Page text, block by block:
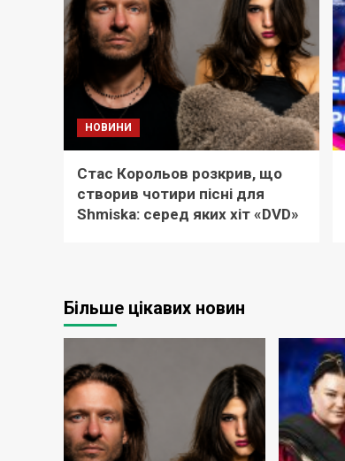
НОВИНИ
Стас Корольов розкрив, що
створив чотири пісні для
Shmiska: серед яких хіт «DVD»
Більше цікавих новин